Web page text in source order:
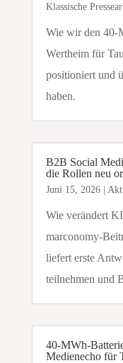
Klassische
Wie wir den 40-
Wertheim für
positioniert und
haben.
B2B Social
die Rollen neu
Juni 15, 2026|
Wie verändert
marconomy-
liefert erste
teilnehmen und
40-MWh-
Medienecho für